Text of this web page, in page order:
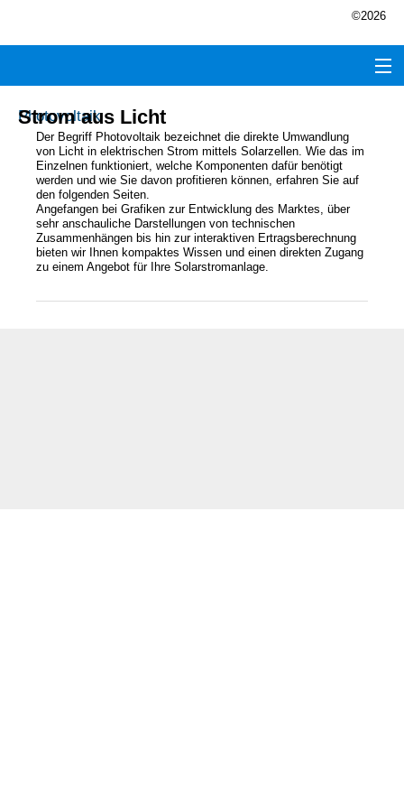
©2026
Photovoltaik
Strom aus Licht
Der Begriff Photovoltaik bezeichnet die direkte Umwandlung
von Licht in elektrischen Strom mittels Solarzellen. Wie das im
Einzelnen funktioniert, welche Komponenten dafür benötigt
werden und wie Sie davon profitieren können, erfahren Sie auf
den folgenden Seiten.
Angefangen bei Grafiken zur Entwicklung des Marktes, über
sehr anschauliche Darstellungen von technischen
Zusammenhängen bis hin zur interaktiven Ertragsberechnung
bieten wir Ihnen kompaktes Wissen und einen direkten Zugang
zu einem Angebot für Ihre Solarstromanlage.